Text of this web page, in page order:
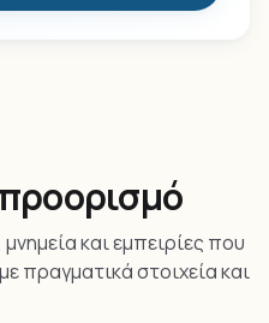
και εμπειρίες που
πραγματικά στοιχεία και